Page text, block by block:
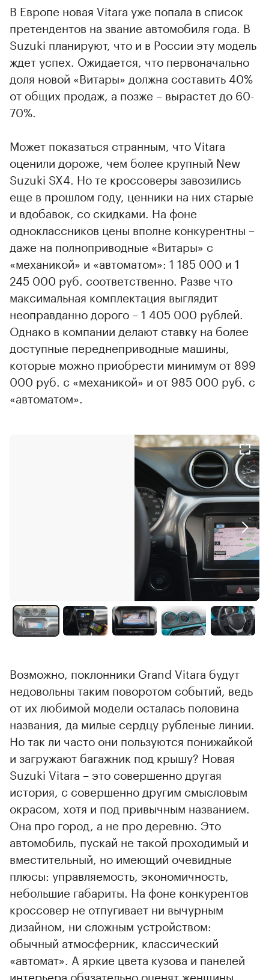
В Европе новая Vitara уже попала в список
претендентов на звание автомобиля года. В
Suzuki планируют, что и в России эту модель
ждет успех. Ожидается, что первоначально
доля новой «Витары» должна составить 40%
от общих продаж, а позже – вырастет до 60-
70%.
Может показаться странным, что Vitara
оценили дороже, чем более крупный New
Suzuki SX4. Но те кроссоверы завозились
еще в прошлом году, ценники на них старые
и вдобавок, со скидками. На фоне
одноклассников цены вполне конкурентны –
даже на полноприводные «Витары» с
«механикой» и «автоматом»: 1 185 000 и 1
245 000 руб. соответственно. Разве что
максимальная комплектация выглядит
неоправданно дорого – 1 405 000 рублей.
Однако в компании делают ставку на более
доступные переднеприводные машины,
которые можно приобрести минимум от 899
000 руб. с «механикой» и от 985 000 руб. с
«автоматом».
Возможно, поклонники Grand Vitara будут
недовольны таким поворотом событий, ведь
от их любимой модели осталась половина
названия, да милые сердцу рубленые линии.
Но так ли часто они пользуются понижайкой
и загружают багажник под крышу? Новая
Suzuki Vitara – это совершенно другая
история, с совершенно другим смысловым
окрасом, хотя и под привычным названием.
Она про город, а не про деревню. Это
автомобиль, пускай не такой проходимый и
вместительный, но имеющий очевидные
плюсы: управляемость, экономичность,
небольшие габариты. На фоне конкурентов
кроссовер не отпугивает ни вычурным
дизайном, ни сложным устройством:
обычный атмосферник, классический
«автомат». А яркие цвета кузова и панелей
интерьера обязательно оценят женщины.